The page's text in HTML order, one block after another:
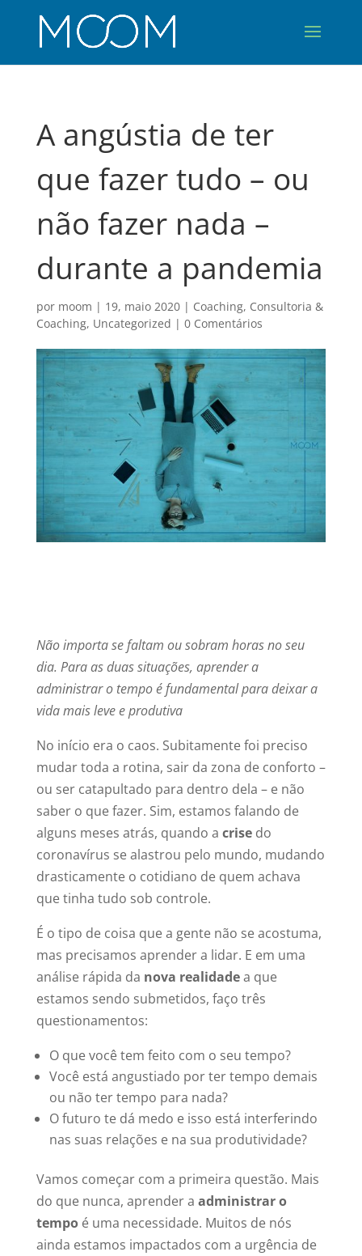
A angústia de ter
que fazer tudo – ou
não fazer nada –
durante a pandemia
por moom | 19, maio 2020| Coaching, Consultoria &
Coaching, Uncategorized | 0 Comentários
Não importa se faltam ou sobram horas no seu
dia. Para as duas situações, aprender a
administrar o tempo é fundamental para deixar a
vida mais leve e produtiva
No início era o caos. Subitamente foi preciso
mudar toda a rotina, sair da zona de conforto –
ou ser catapultado para dentro dela – e não
saber o que fazer. Sim, estamos falando de
alguns meses atrás, quando a crisedo
coronavírus se alastrou pelo mundo, mudando
drasticamente o cotidiano de quem achava
que tinha tudo sob controle.
É o tipo de coisa que a gente não se acostuma,
mas precisamos aprender a lidar. E em uma
análise rápida da nova realidadea que
estamos sendo submetidos, faço três
questionamentos:
O que você tem feito com o seu tempo?
Você está angustiado por ter tempo demais
ou não ter tempo para nada?
O futuro te dá medo e isso está interferindo
nas suas relações e na sua produtividade?
Vamos começar com a primeira questão. Mais
do que nunca, aprender a administrar o
tempoé uma necessidade. Muitos de nós
ainda estamos impactados com a urgência de